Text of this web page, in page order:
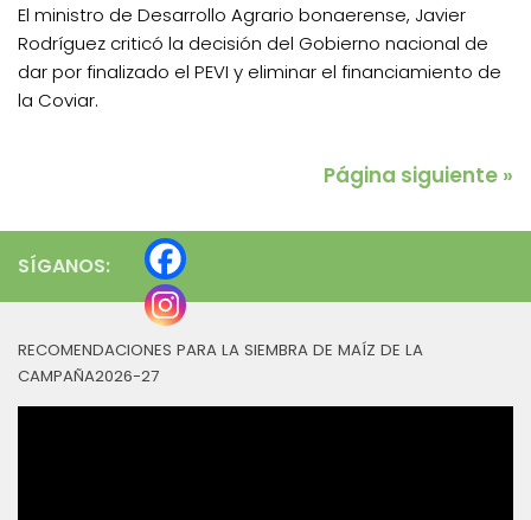
El ministro de Desarrollo Agrario bonaerense, Javier
Rodríguez criticó la decisión del Gobierno nacional de
dar por finalizado el PEVI y eliminar el financiamiento de
la Coviar.
Página siguiente »
SÍGANOS:
RECOMENDACIONES PARA LA SIEMBRA DE MAÍZ DE LA
CAMPAÑA2026-27